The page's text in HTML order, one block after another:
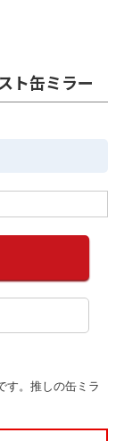
ト缶ミラー
す。推しの缶ミラ